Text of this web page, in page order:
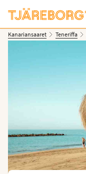
Kanariansaaret Teneriffa